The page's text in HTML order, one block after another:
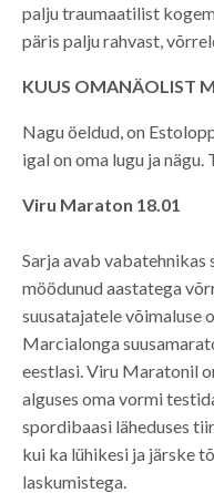
palju traumaatilist
päris palju rahvast,
KUUS OMANÄOLIST
Nagu öeldud, on
igal on oma lugu ja
Viru Maraton 18.01
Sarja avab
möödunud aastatega
suusatajatele võimaluse
Marcialonga
eestlasi. Viru Maratonil
alguses oma vormi
spordibaasi läheduses
kui ka lühikesi ja järske
laskumistega.